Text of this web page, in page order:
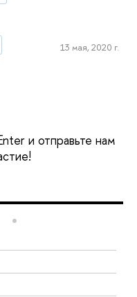
13 мая, 2020 г.
и отправьте нам